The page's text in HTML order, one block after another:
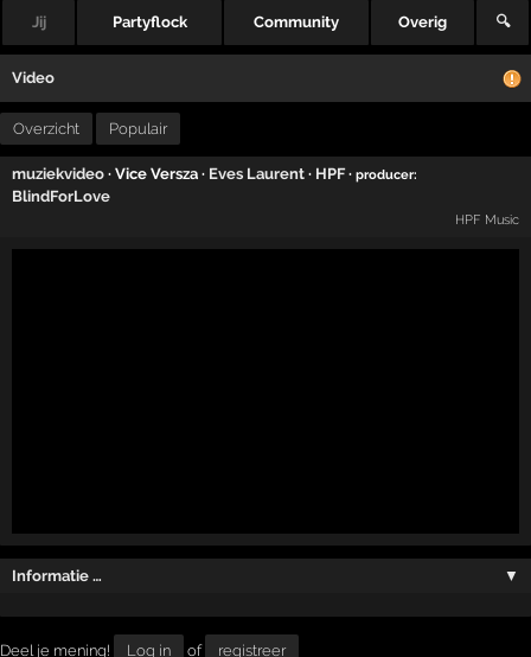
Jij Partyflock Community Overig 🔍
Video
Overzicht Populair
muziekvideo · Vice Versza · Eves Laurent · HPF·producer:
BlindForLove
HPF Music
Informatie … ▼
Deel je mening! Log in of registreer